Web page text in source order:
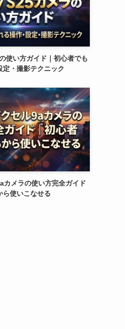
使い方ガイド｜初心者でも
・撮影テクニック
カメラの使い方完全ガイド
ら使いこなせる